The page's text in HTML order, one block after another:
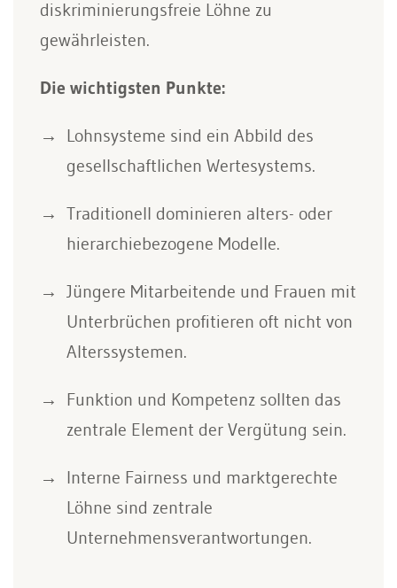
diskriminierungsfreie Löhne zu
gewährleisten.
Die wichtigsten Punkte:
Lohnsysteme sind ein Abbild des
gesellschaftlichen Wertesystems.
Traditionell dominieren alters- oder
hierarchiebezogene Modelle.
Jüngere Mitarbeitende und Frauen mit
Unterbrüchen profitieren oft nicht von
Alterssystemen.
Funktion und Kompetenz sollten das
zentrale Element der Vergütung sein.
Interne Fairness und marktgerechte
Löhne sind zentrale
Unternehmensverantwortungen.